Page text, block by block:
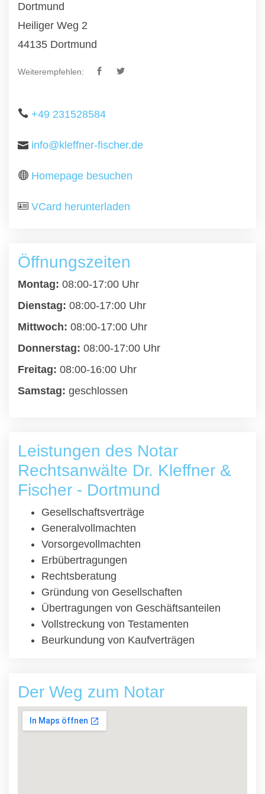
Dortmund
Heiliger Weg 2
44135 Dortmund
Weiterempfehlen:
+49 231528584
info@kleffner-fischer.de
Homepage besuchen
VCard herunterladen
Öffnungszeiten
Montag: 08:00-17:00 Uhr
Dienstag: 08:00-17:00 Uhr
Mittwoch: 08:00-17:00 Uhr
Donnerstag: 08:00-17:00 Uhr
Freitag: 08:00-16:00 Uhr
Samstag: geschlossen
Leistungen des Notar
Rechtsanwälte Dr. Kleffner &
Fischer - Dortmund
Gesellschaftsverträge
Generalvollmachten
Vorsorgevollmachten
Erbübertragungen
Rechtsberatung
Gründung von Gesellschaften
Übertragungen von Geschäftsanteilen
Vollstreckung von Testamenten
Beurkundung von Kaufverträgen
Der Weg zum Notar